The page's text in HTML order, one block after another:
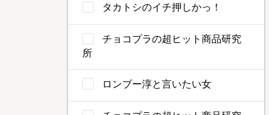
タカトシのイチ押しかっ！
チョコプラの超ヒット商品研究
所
ロンブー淳と言いたい女